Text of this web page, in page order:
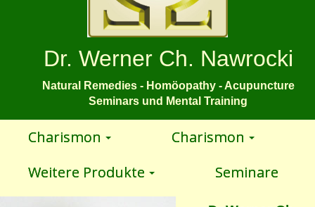
Dr. Werner Ch. Nawrocki
Natural Remedies - Homöopathy - Acupuncture
Seminars und Mental Training
Charismon
Charismon
Weitere Produkte
Seminare